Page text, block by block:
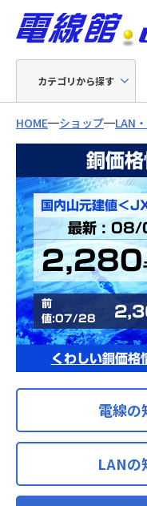
カテゴリから探す
HOME ショップ LAN
銅価
国内山元建値＜
最新 : 08/
2,280
前
値:07/28
くわしい銅価格
電線の
LANの